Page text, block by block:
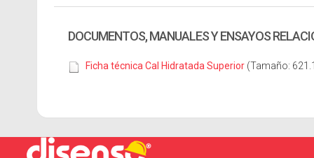
DOCUMENTOS, MANUALES Y ENSAYOS
Ficha técnica Cal Hidratada Superior (Tamaño: